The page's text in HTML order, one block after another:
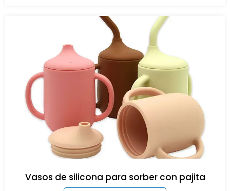
Vasos de silicona para sorber con pajita